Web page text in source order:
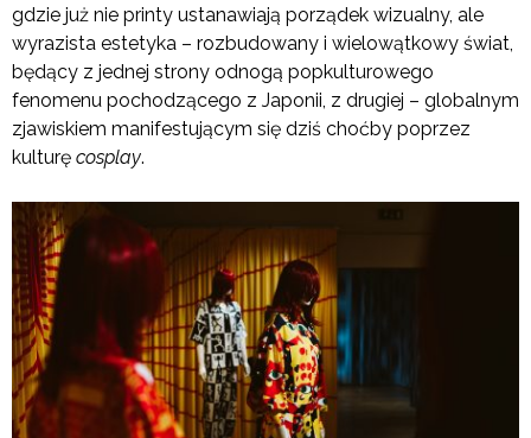
gdzie już nie printy ustanawiają porządek wizualny, ale
wyrazista estetyka – rozbudowany i wielowątkowy świat,
będący z jednej strony odnogą popkulturowego
fenomenu pochodzącego z Japonii, z drugiej – globalnym
zjawiskiem manifestującym się dziś choćby poprzez
kulturę cosplay.